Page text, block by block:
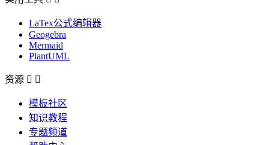
LaTex公式编辑器
Geogebra
Mermaid
PlantUML
资源  
模板社区
知识教程
专题频道